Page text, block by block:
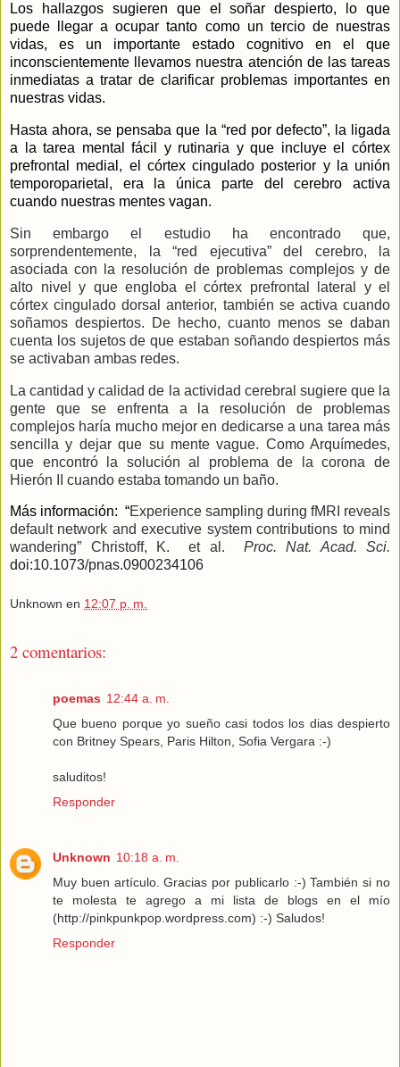
Los hallazgos sugieren que el soñar despierto, lo que
puede llegar a ocupar tanto como un tercio de nuestras
vidas, es un importante estado cognitivo en el que
inconscientemente llevamos nuestra atención de las tareas
inmediatas a tratar de clarificar problemas importantes en
nuestras vidas.
Hasta ahora, se pensaba que la “red por defecto”, la ligada
a la tarea mental fácil y rutinaria y que incluye el córtex
prefrontal medial, el córtex cingulado posterior y la unión
temporoparietal, era la única parte del cerebro activa
cuando nuestras mentes vagan.
Sin embargo el estudio ha encontrado que,
sorprendentemente, la “red ejecutiva” del cerebro, la
asociada con la resolución de problemas complejos y de
alto nivel y que engloba el córtex prefrontal lateral y el
córtex cingulado dorsal anterior, también se activa cuando
soñamos despiertos. De hecho, cuanto menos se daban
cuenta los sujetos de que estaban soñando despiertos más
se activaban ambas redes.
La cantidad y calidad de la actividad cerebral sugiere que la
gente que se enfrenta a la resolución de problemas
complejos haría mucho mejor en dedicarse a una tarea más
sencilla y dejar que su mente vague. Como Arquímedes,
que encontró la solución al problema de la corona de
Hierón II cuando estaba tomando un baño.
Más información: “Experience sampling during fMRI reveals
default network and executive system contributions to mind
wandering” Christoff, K.
et al.
Proc. Nat. Acad. Sci.
doi:10.1073/pnas.0900234106
Unknown en 12:07 p. m.
2 comentarios:
poemas 12:44 a. m.
Que bueno porque yo sueño casi todos los dias despierto
con Britney Spears, Paris Hilton, Sofia Vergara :-)
saluditos!
Responder
Unknown 10:18 a. m.
Muy buen artículo. Gracias por publicarlo :-) También si no
te molesta te agrego a mi lista de blogs en el mío
(http://pinkpunkpop.wordpress.com) :-) Saludos!
Responder